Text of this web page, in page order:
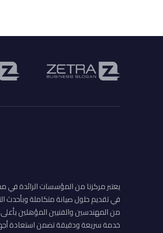
يعتبر مركزنا من المؤسسات الرائدة في
في تقديم حلول صيانة متكاملة وبأحدث
من المهندسين والفنيين المؤهلين
خدمة سريعة ودقيقة تضمن استعادة